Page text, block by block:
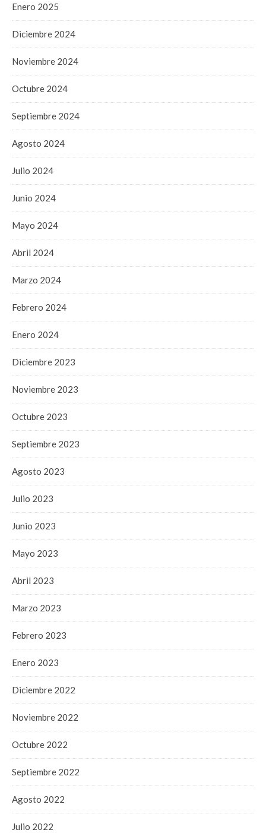
Enero 2025
Diciembre 2024
Noviembre 2024
Octubre 2024
Septiembre 2024
Agosto 2024
Julio 2024
Junio 2024
Mayo 2024
Abril 2024
Marzo 2024
Febrero 2024
Enero 2024
Diciembre 2023
Noviembre 2023
Octubre 2023
Septiembre 2023
Agosto 2023
Julio 2023
Junio 2023
Mayo 2023
Abril 2023
Marzo 2023
Febrero 2023
Enero 2023
Diciembre 2022
Noviembre 2022
Octubre 2022
Septiembre 2022
Agosto 2022
Julio 2022